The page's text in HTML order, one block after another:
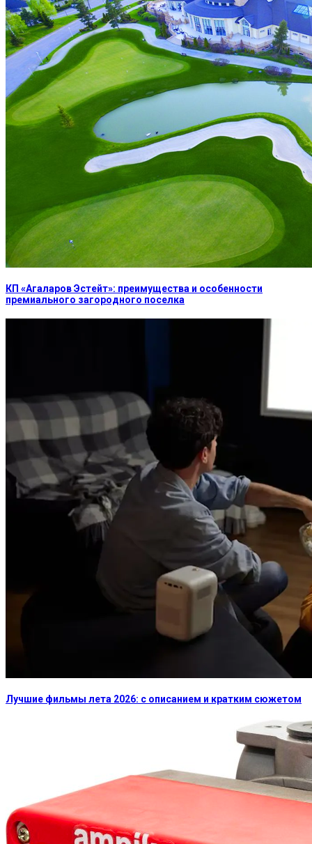
КП «Агаларов Эстейт»: преимущества и особенности
премиального загородного поселка
Лучшие фильмы лета 2026: с описанием и кратким сюжетом